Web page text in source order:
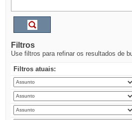
Filtros
Use filtros para refinar os resultados de
Filtros atuais: